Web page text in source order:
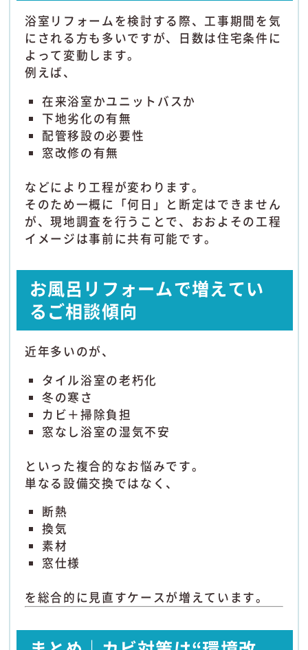
浴室リフォームを検討する際、工事期間を気
にされる方も多いですが、日数は住宅条件に
よって変動します。
例えば、
在来浴室かユニットバスか
下地劣化の有無
配管移設の必要性
窓改修の有無
などにより工程が変わります。
そのため一概に「何日」と断定はできません
が、現地調査を行うことで、おおよその工程
イメージは事前に共有可能です。
お風呂リフォームで増えてい
るご相談傾向
近年多いのが、
タイル浴室の老朽化
冬の寒さ
カビ＋掃除負担
窓なし浴室の湿気不安
といった複合的なお悩みです。
単なる設備交換ではなく、
断熱
換気
素材
窓仕様
を総合的に見直すケースが増えています。